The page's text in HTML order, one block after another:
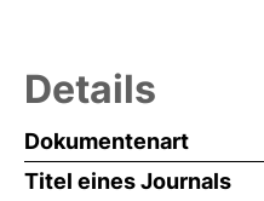
Details
Dokumentenart
Titel eines Journals